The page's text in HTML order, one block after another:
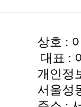
상호 :
대표 :
개인정
서울성